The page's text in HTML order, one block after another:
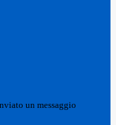
un messaggio